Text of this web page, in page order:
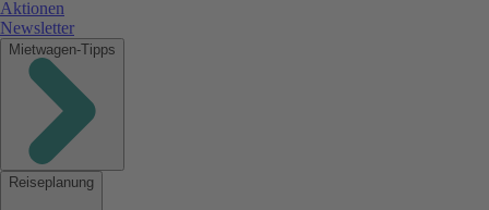
Aktionen
Newsletter
Mietwagen-Tipps
Reiseplanung